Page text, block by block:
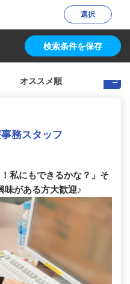
選択
検索条件を保存
務スタッフ
私にもできるかな？」そ
味がある方大歓迎♪